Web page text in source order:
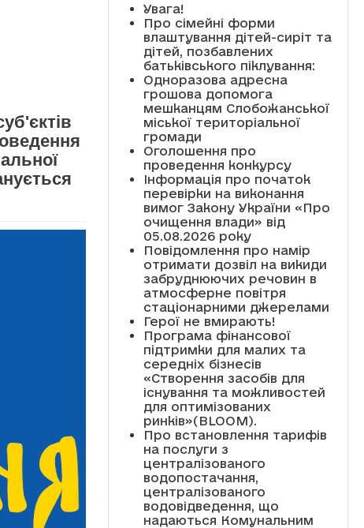
Увага!
Про сімейні форми
влаштування дітей-сиріт та
дітей, позбавлених
батьківського піклування:
Одноразова адресна
грошова допомога
мешканцям Слобожанської
міської територіальної
громади
Оголошення про
проведення конкурсу
Інформація про початок
перевірки на виконання
вимог Закону України «Про
очищення влади» від
05.08.2026 року
Повідомлення про намір
отримати дозвіл на викиди
забруднюючих речовин в
атмосферне повітря
стаціонарними джерелами
Герої не вмирають!
Програма фінансової
підтримки для малих та
середніх бізнесів
«Створення засобів для
існування та можливостей
для оптимізованих
ринків»(BLOOM).
Про встановлення тарифів
на послуги з
централізованого
водопостачання,
централізованого
водовідведення, що
надаються Комунальним